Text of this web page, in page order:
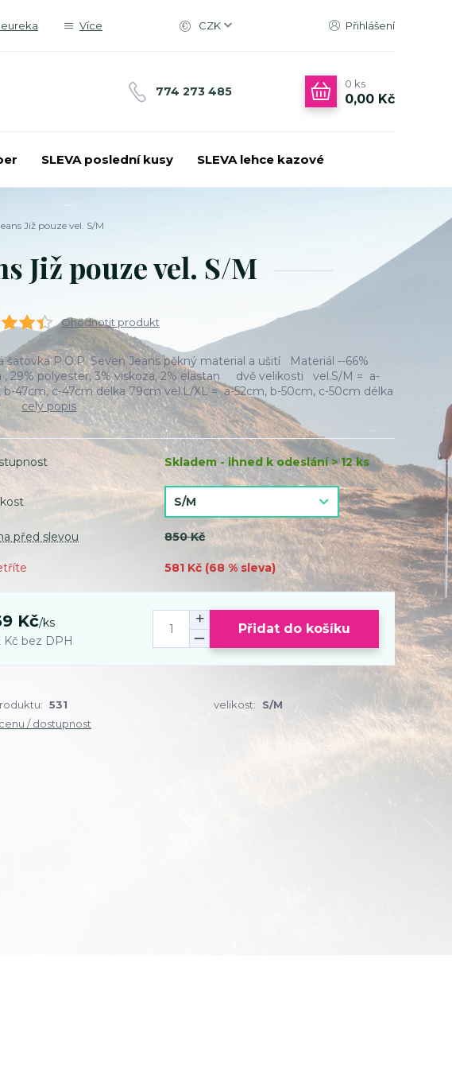
Více CZK Přihlášení
774 273 485
0 ks
0,00 Kč
SLEVA poslední kusy SLEVA lehce kazové
Již pouze vel. S/M
Již pouze vel. S/M
Ohodnotit produkt
šatovka P.O.P. Seven Jeans pěkný material a ušití Materiál --66%
, 29% polyester, 3% viskoza, 2% elastan dvě velikosti vel.S/M = a-
b-47cm, c-47cm délka 79cm vel.L/XL = a-52cm, b-50cm, c-50cm délka
celý popis
Skladem - ihned k odeslání > 12 ks
před slevou 850 Kč
581 Kč (68 % sleva)
Kč/ks
Kč bez DPH
Přidat do košíku
531 velikost:
S/M
/ dostupnost